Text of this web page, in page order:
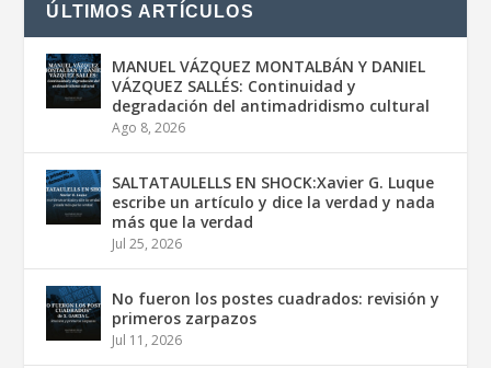
ÚLTIMOS ARTÍCULOS
MANUEL VÁZQUEZ MONTALBÁN Y DANIEL
VÁZQUEZ SALLÉS: Continuidad y
degradación del antimadridismo cultural
Ago 8, 2026
SALTATAULELLS EN SHOCK:Xavier G. Luque
escribe un artículo y dice la verdad y nada
más que la verdad
Jul 25, 2026
No fueron los postes cuadrados: revisión y
primeros zarpazos
Jul 11, 2026